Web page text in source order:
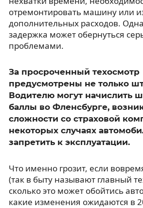
отремонтировать машину или
дополнительных расходов.
задержка может обернуться
проблемами.
За просроченный техосмотр
предусмотрены не только
Водителю могут начислить
баллы во Фленсбурге,
сложности со страховой
некоторых случаях
запретить к эксплуатации.
Что именно грозит, если
(так в быту называют главный
сколько это может обойтись
какие изменения ожидаются в